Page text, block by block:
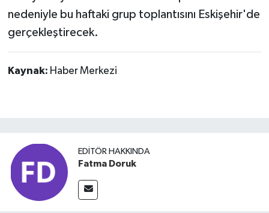
nedeniyle bu haftaki grup toplantısını Eskişehir'de
gerçekleştirecek.
Kaynak: Haber Merkezi
EDITÖR HAKKINDA
Fatma Doruk